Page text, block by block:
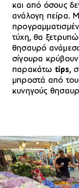
και από όσους
ανάλογη πείρα.
τύχη, θα
θησαυρό
σίγουρα κρύβουν
παρακάτω tips,
μπροστά από
κυνηγούς